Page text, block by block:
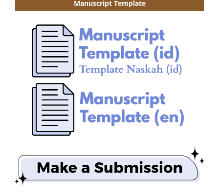
Manuscript Template